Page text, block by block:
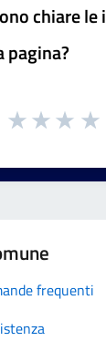
chiare
pagina?
frequenti